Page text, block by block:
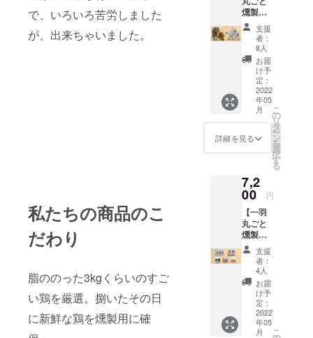
で、いろいろ苦労しました
が、出来ちゃいました。
私たちの商品のこ
だわり
脂ののった3kgくらいのすご
い鶏を厳選。捌いたその日
に新鮮な鶏を燻製用に確
以上
※
本品製
造工場
は小
麦・乳
成分・
卵を含
む製造
してい
す。
以上
（重量
は個別
に記
載）
・保存
方法：
－18℃
以下で
保存し
さい。
出荷日
より最
低3か月
以上
※
本品製
造工場
は小
麦・乳
成分・
卵を含
む製造
してい
酸化防
止剤
（エリ
ソルビ
ン酸
Na）、
発色剤
（硝酸
Na）
・内容
量：不
定貫
約1.7kg
以上
（重量
は個別
に記
載）
・保存
方法：
（砂
糖、
水あ
め）、
香辛料/
リン酸
（Na）
、
（アミ
ノ酸
等）、
酸化防
止剤
（エリ
ソルビ
ン酸
Na）、
発色剤
（硝酸
一
羽丸ご
と燻製
（約
1.7kg～
1.8kg）
・名
称：食
肉製品
（福岡
県
産）、
食塩、
糖類
（砂
糖、
水あ
め）、
香辛料/
リン酸
燻製＋
チキン
カツ
200g×3
パッ
ク】
通常
9,900円
（送料
込、消
費税
込）
⇒特別
価格
（送料
込、消
費税
込）
《冷
凍》
一
羽丸ご
と燻製
（約
1.7kg～
1.8kg）
支援
者：
8人
お届
け予
定：
2022
年05
月
詳細を見る
こ
の
リ
タ
ー
ン
を
選
択
す
る
7,2
00 円
【一羽
丸ごと
燻製以
外が欲
しい方
セッ
ト】
通常
8,000円
（送料
込、消
費税
支援
者：
4人
お届
け予
定：
2022
年05
月
こ